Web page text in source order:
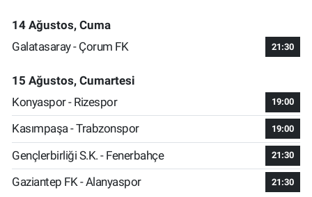
14 Ağustos, Cuma
Galatasaray - Çorum FK
21:30
15 Ağustos, Cumartesi
Konyaspor - Rizespor
19:00
Kasımpaşa - Trabzonspor 19:00
Gençlerbirliği S.K. - Fenerbahçe 21:30
Gaziantep FK - Alanyaspor 21:30